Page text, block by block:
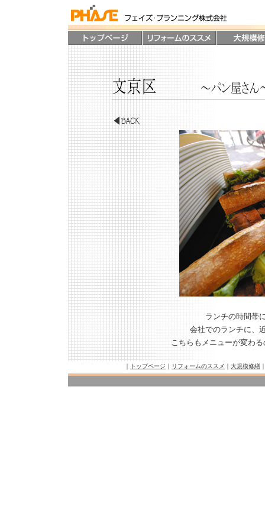
ランチの時間帯
会社でのランチに、
こちらもメニューが変わ
｜ トップページ ｜ リフォームのススメ ｜ 大規模修繕